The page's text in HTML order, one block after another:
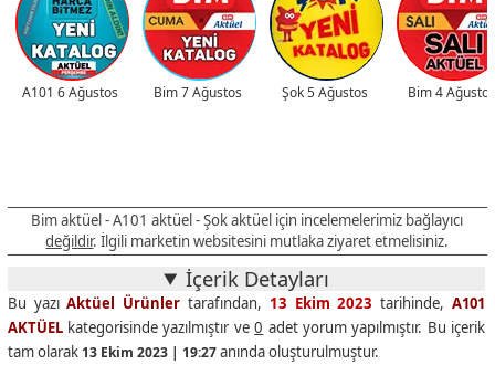
A101 6 Ağustos Bim 7 Ağustos Şok 5 Ağustos Bim 4 Ağustos
Bim aktüel - A101 aktüel - Şok aktüel için incelemelerimiz bağlayıcı
değildir. İlgili marketin websitesini mutlaka ziyaret etmelisiniz.
İçerik Detayları
Bu yazıAktüel Ürünler tarafından, 13 Ekim 2023 tarihinde,A101
AKTÜELkategorisinde yazılmıştır ve0 adet yorum yapılmıştır. Bu içerik
tam olarak 13 Ekim 2023 | 19:27anında oluşturulmuştur.